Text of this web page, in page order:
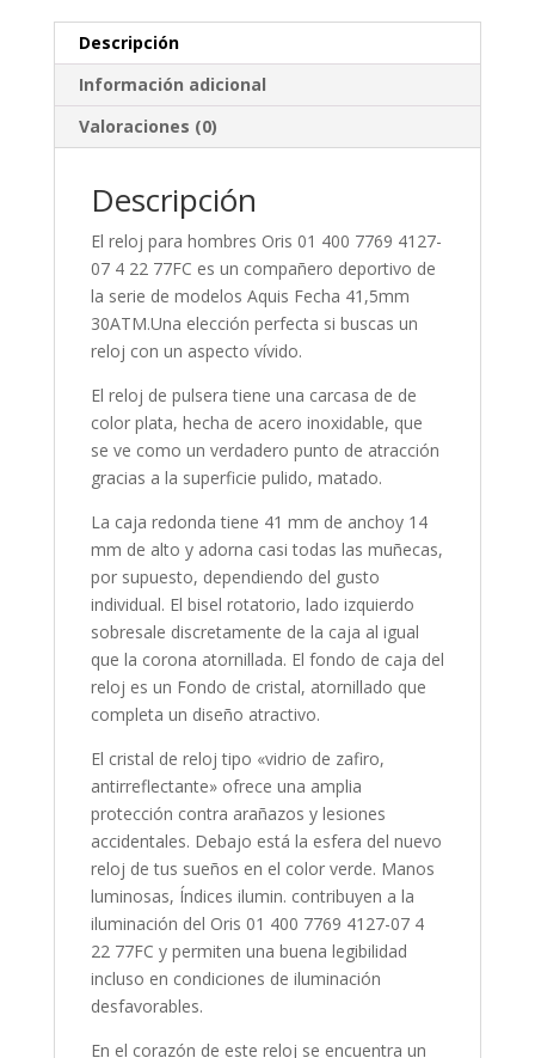
Descripción
Información adicional
Valoraciones (0)
Descripción
El reloj para hombres Oris 01 400 7769 4127-
07 4 22 77FC es un compañero deportivo de
la serie de modelos Aquis Fecha 41,5mm
30ATM.Una elección perfecta si buscas un
reloj con un aspecto vívido.
El reloj de pulsera tiene una carcasa de de
color plata, hecha de acero inoxidable, que
se ve como un verdadero punto de atracción
gracias a la superficie pulido, matado.
La caja redonda tiene 41 mm de anchoy 14
mm de alto y adorna casi todas las muñecas,
por supuesto, dependiendo del gusto
individual. El bisel rotatorio, lado izquierdo
sobresale discretamente de la caja al igual
que la corona atornillada. El fondo de caja del
reloj es un Fondo de cristal, atornillado que
completa un diseño atractivo.
El cristal de reloj tipo «vidrio de zafiro,
antirreflectante» ofrece una amplia
protección contra arañazos y lesiones
accidentales. Debajo está la esfera del nuevo
reloj de tus sueños en el color verde. Manos
luminosas, Índices ilumin. contribuyen a la
iluminación del Oris 01 400 7769 4127-07 4
22 77FC y permiten una buena legibilidad
incluso en condiciones de iluminación
desfavorables.
En el corazón de este reloj se encuentra un